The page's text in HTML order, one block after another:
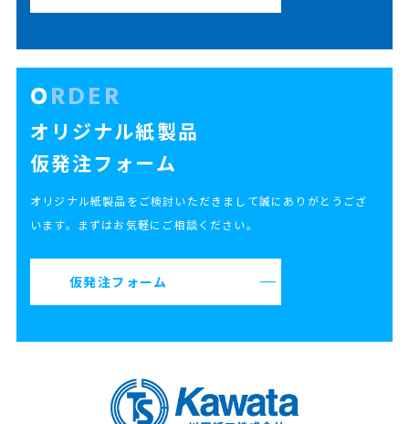
ORDER
オリジナル紙製品
仮発注フォーム
オリジナル紙製品をご検討いただきまして誠にありがとうござ
います。まずはお気軽にご相談ください。
仮発注フォーム